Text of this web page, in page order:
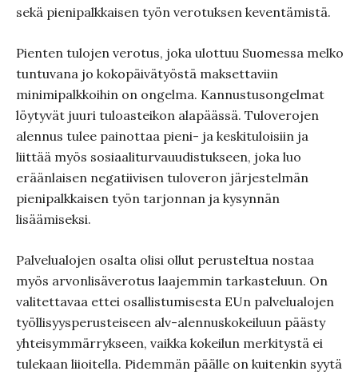
sekä pienipalkkaisen työn verotuksen keventämistä.
Pienten tulojen verotus, joka ulottuu Suomessa melko
tuntuvana jo kokopäivätyöstä maksettaviin
minimipalkkoihin on ongelma. Kannustusongelmat
löytyvät juuri tuloasteikon alapäässä. Tuloverojen
alennus tulee painottaa pieni- ja keskituloisiin ja
liittää myös sosiaaliturvauudistukseen, joka luo
eräänlaisen negatiivisen tuloveron järjestelmän
pienipalkkaisen työn tarjonnan ja kysynnän
lisäämiseksi.
Palvelualojen osalta olisi ollut perusteltua nostaa
myös arvonlisäverotus laajemmin tarkasteluun. On
valitettavaa ettei osallistumisesta EUn palvelualojen
työllisyysperusteiseen alv-alennuskokeiluun päästy
yhteisymmärrykseen, vaikka kokeilun merkitystä ei
tulekaan liioitella. Pidemmän päälle on kuitenkin syytä